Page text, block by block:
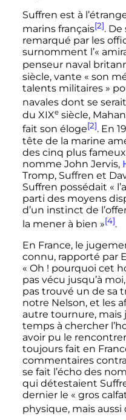
Suffren est à
marins français[2].
remarqué par les
surnomment l’«
penseur naval
siècle, vante « son
talents militaires »
navales dont se
du XIXe siècle,
fait son éloge[2]. En
tête de la marine
des cinq plus
nomme John Jervis,
Tromp, Suffren et
Suffren possédait «
parti des moyens
d’un instinct de
la mener à bien »[4].
En France, le
connu, rapporté par
« Oh ! pourquoi cet
pas vécu jusqu’à
pas trouvé un de sa
notre Nelson, et les
autre tournure, mais
temps à chercher
avoir pu le
toujours fait en
commentaires
se fait l’écho des
qui détestaient
dernier le « gros
physique, mais